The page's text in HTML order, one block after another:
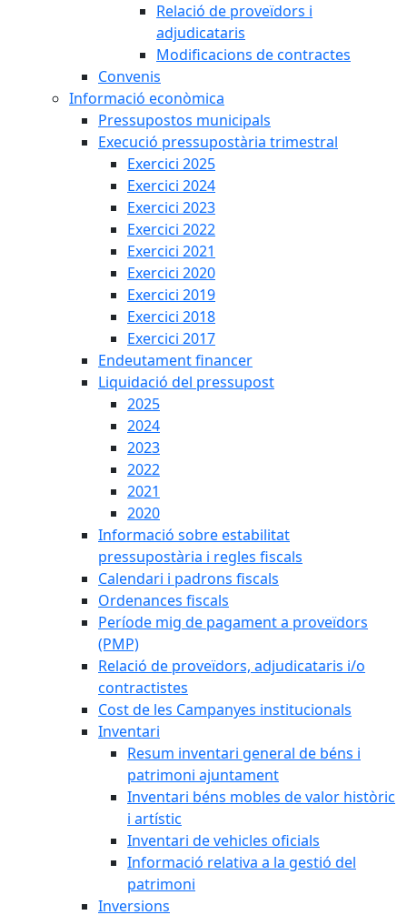
Relació de proveïdors i
adjudicataris
Modificacions de contractes
Convenis
Informació econòmica
Pressupostos municipals
Execució pressupostària trimestral
Exercici 2025
Exercici 2024
Exercici 2023
Exercici 2022
Exercici 2021
Exercici 2020
Exercici 2019
Exercici 2018
Exercici 2017
Endeutament financer
Liquidació del pressupost
2025
2024
2023
2022
2021
2020
Informació sobre estabilitat
pressupostària i regles fiscals
Calendari i padrons fiscals
Ordenances fiscals
Període mig de pagament a proveïdors
(PMP)
Relació de proveïdors, adjudicataris i/o
contractistes
Cost de les Campanyes institucionals
Inventari
Resum inventari general de béns i
patrimoni ajuntament
Inventari béns mobles de valor històric
i artístic
Inventari de vehicles oficials
Informació relativa a la gestió del
patrimoni
Inversions